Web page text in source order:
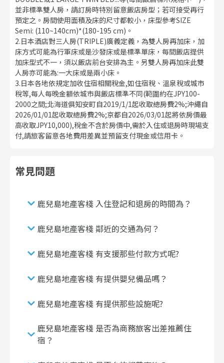
並非標準雙人房，請訂房時特別留意飯店房型；若可接受再行
預定之。房間使用面積及床的尺寸都較小，床型參考SIZE
Semi: (110~140cm)*(180-195 cm)。
2.日本酒店對三人房(TRIPLE)廣義定義，為雙人房再加床，加
床方式可能為行軍床或是沙發床或是標準單床，每間飯店提供
加床型式不一，須以飯店前台安排為主。另雙人房再加床此雙
人房亦可能為:一大床或是兩小床。
3.日本各地依規定加收住宿相關稅金,如住宿稅、溫泉稅或城市
稅等,每人每晚金額依城市與飯店標準不同(範圍約在JPY100-
2000之間;北海道俱知安町自2019/1/1起收取總房費2%;沖繩自
2026/01/01起收取總房費2%;京都自2026/03/01起將依房價最
高收取JPY10,000),稅金不含於房價中,需於入住或退房時現場支
付,請旅客留意各地費用差異並預留支付現金或信用卡。
常見問題
鹿兒島地產客棧 入住登記和退房的時間為？
鹿兒島地產客棧 鄰近的交通為何？
鹿兒島地產客棧 有支援那些付款方式呢?
鹿兒島地產客棧 有提供嬰兒備品嗎？
鹿兒島地產客棧 有提供那些設施呢?
鹿兒島地產客棧 是否為商務旅客出差推薦住
宿？